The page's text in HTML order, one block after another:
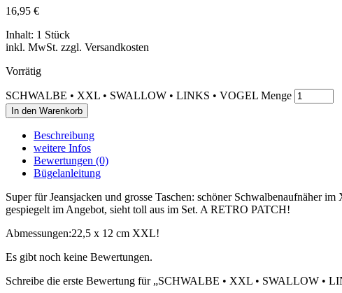
16,95 €
Inhalt: 1 Stück
inkl. MwSt. zzgl. Versandkosten
Vorrätig
SCHWALBE • XXL • SWALLOW • LINKS • VOGEL Menge
In den Warenkorb
Beschreibung
weitere Infos
Bewertungen (0)
Bügelanleitung
Super für Jeansjacken und grosse Taschen: schöner Schwalbenaufnäher
gespiegelt im Angebot, sieht toll aus im Set. A RETRO PATCH!
Abmessungen:22,5 x 12 cm XXL!
Es gibt noch keine Bewertungen.
Schreibe die erste Bewertung für „SCHWALBE • XXL • SWALLOW •